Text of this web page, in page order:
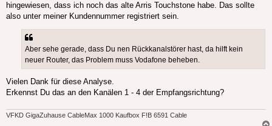
hingewiesen, dass ich noch das alte Arris Touchstone habe. Das sollte
also unter meiner Kundennummer registriert sein.
Aber sehe gerade, dass Du nen Rückkanalstörer hast, da hilft kein
neuer Router, das Problem muss Vodafone beheben.
Vielen Dank für diese Analyse.
Erkennst Du das an den Kanälen 1 - 4 der Empfangsrichtung?
VFKD GigaZuhause CableMax 1000 Kaufbox F!B 6591 Cable